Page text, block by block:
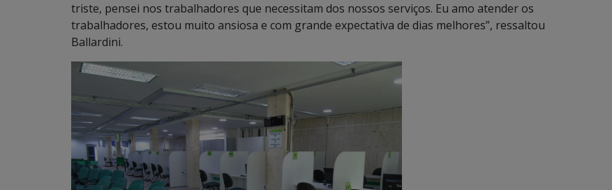
triste, pensei nos trabalhadores que necessitam dos nossos serviços. Eu amo atender os
trabalhadores, estou muito ansiosa e com grande expectativa de dias melhores”, ressaltou
Ballardini.